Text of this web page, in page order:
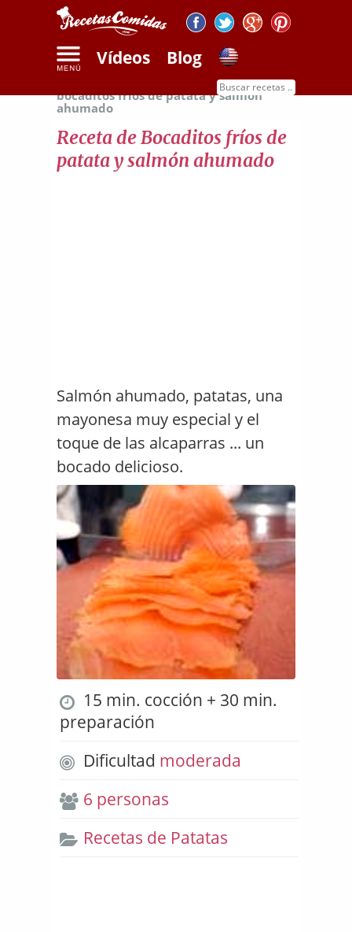
Vídeos Blog
Receta de
bocaditos fríos de patata y salmón
ahumado
Receta de Bocaditos fríos de
patata y salmón ahumado
Salmón ahumado, patatas, una
mayonesa muy especial y el
toque de las alcaparras ... un
bocado delicioso.
15 min. cocción + 30 min.
preparación
Dificultad moderada
6 personas
Recetas de Patatas